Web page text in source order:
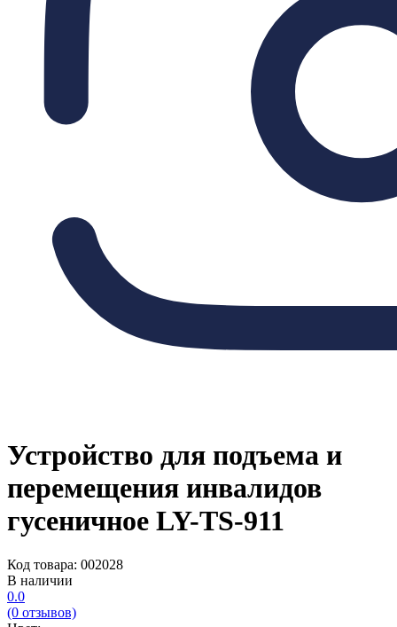
Устройство для подъема и
перемещения инвалидов
гусеничное LY-TS-911
Код товара: 002028
В наличии
0.0
(0 отзывов)